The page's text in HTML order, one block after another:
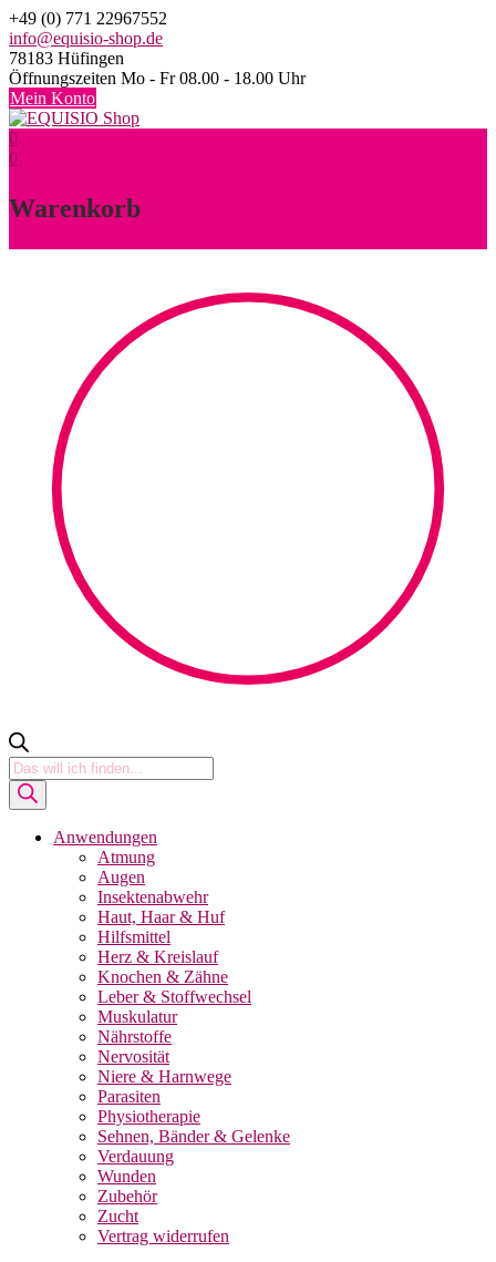
Skip
to
content
+49 (0) 771 22967552
info@equisio-shop.de
78183 Hüfingen
Öffnungszeiten Mo - Fr 08.00 - 18.00 Uhr
Mein Konto
0
0
Warenkorb
Products
search
Anwendungen
Atmung
Augen
Insektenabwehr
Haut, Haar & Huf
Hilfsmittel
Herz & Kreislauf
Knochen & Zähne
Leber & Stoffwechsel
Muskulatur
Nährstoffe
Nervosität
Niere & Harnwege
Parasiten
Physiotherapie
Sehnen, Bänder & Gelenke
Verdauung
Wunden
Zubehör
Zucht
Vertrag widerrufen